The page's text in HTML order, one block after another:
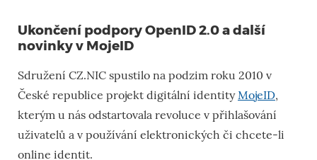
Ukončení podpory OpenID 2.0 a další
novinky v MojeID
Sdružení CZ.NIC spustilo na podzim roku 2010 v
České republice projekt digitální identityMojeID,
kterým u nás odstartovala revoluce v přihlašování
uživatelů a v používání elektronických či chcete-li
online identit.